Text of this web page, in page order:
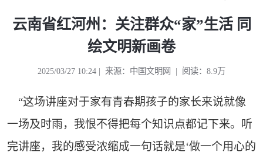
云南省红河州：关注群众“家”生活 同
绘文明新画卷
2025/03/27 10:24 | 来源：中国文明网 | 阅读：8.9万
“这场讲座对于家有青春期孩子的家长来说就像
一场及时雨，我恨不得把每个知识点都记下来。听
完讲座，我的感受浓缩成一句话就是‘做一个用心的